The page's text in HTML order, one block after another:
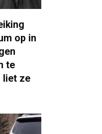
op in
te
liet ze